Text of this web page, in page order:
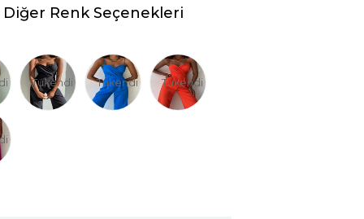
Diğer Renk Seçenekleri
Tükendi Tükendi Tükendi